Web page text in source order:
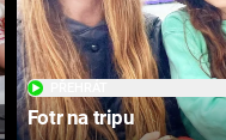
Fotr na tripu